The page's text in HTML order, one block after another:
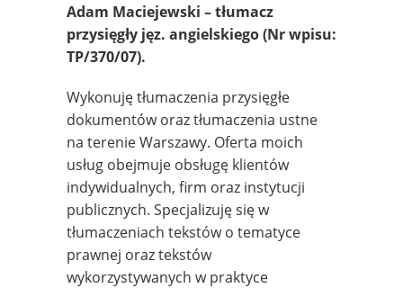
Adam Maciejewski – tłumacz
przysięgły jęz. angielskiego(Nr wpisu:
TP/370/07).
Wykonuję tłumaczenia przysięgłe
dokumentów oraz tłumaczenia ustne
na terenie Warszawy. Oferta moich
usług obejmuje obsługę klientów
indywidualnych, firm oraz instytucji
publicznych. Specjalizuję się w
tłumaczeniach tekstów o tematyce
prawnej oraz tekstów
wykorzystywanych w praktyce